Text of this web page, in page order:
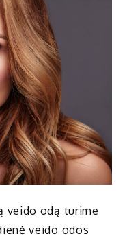
veido odą turime
veido odos